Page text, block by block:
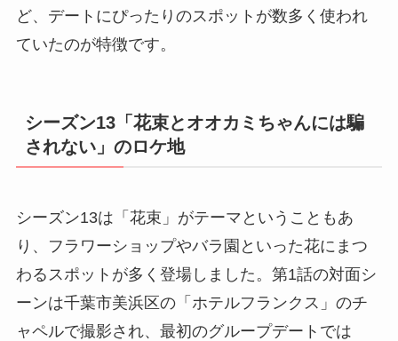
ど、デートにぴったりのスポットが数多く使われ
ていたのが特徴です。
シーズン13「花束とオオカミちゃんには騙
されない」のロケ地
シーズン13は「花束」がテーマということもあ
り、フラワーショップやバラ園といった花にまつ
わるスポットが多く登場しました。第1話の対面シ
ーンは千葉市美浜区の「ホテルフランクス」のチ
ャペルで撮影され、最初のグループデートでは